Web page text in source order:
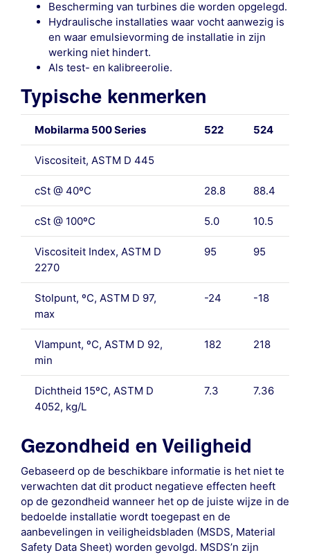
Bescherming van turbines die worden opgelegd.
Hydraulische installaties waar vocht aanwezig is
en waar emulsievorming de installatie in zijn
werking niet hindert.
Als test- en kalibreerolie.
Typische kenmerken
Mobilarma 500 Series 522 524
Viscositeit, ASTM D 445
cSt @ 40ºC 28.8 88.4
cSt @ 100ºC 5.0 10.5
Viscositeit Index, ASTM D
2270
95 95
Stolpunt, ºC, ASTM D 97,
max
-24 -18
Vlampunt, ºC, ASTM D 92,
min
182 218
Dichtheid 15ºC, ASTM D
4052, kg/L
7.3 7.36
Gezondheid en Veiligheid
Gebaseerd op de beschikbare informatie is het niet te
verwachten dat dit product negatieve effecten heeft
op de gezondheid wanneer het op de juiste wijze in de
bedoelde installatie wordt toegepast en de
aanbevelingen in veiligheidsbladen (MSDS, Material
Safety Data Sheet) worden gevolgd. MSDS’n zijn